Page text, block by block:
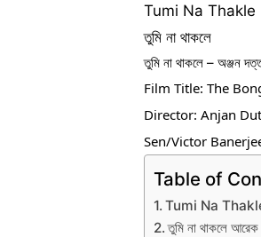
Tumi Na Thakle
তুমি না থাকলে
তুমি না থাকলে – অঞ্জন
Film Title: The
Director: Anjan
Sen/Victor
Table of
Tumi Na
তুমি না থাকলে আরেক